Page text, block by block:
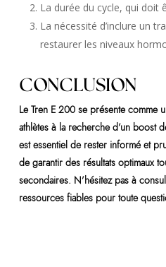
La durée du cycle, qui doit
La nécessité d’inclure un
restaurer les niveaux
CONCLUSION
Le Tren E 200 se présente comme
athlètes à la recherche d’un boost
est essentiel de rester informé et
de garantir des résultats optimaux
secondaires. N’hésitez pas à
ressources fiables pour toute